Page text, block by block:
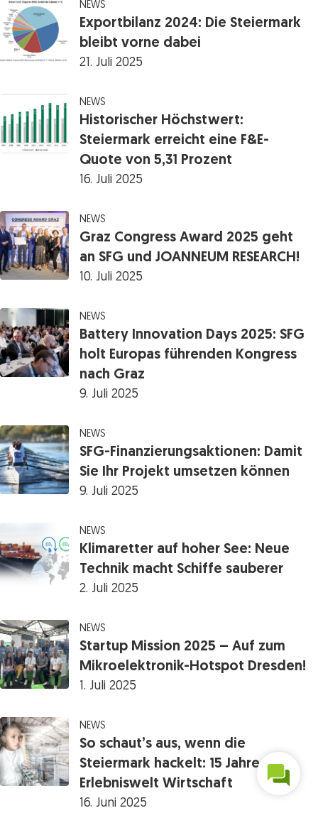
NEWS
Exportbilanz 2024: Die Steiermark
bleibt vorne dabei
21. Juli 2025
NEWS
Historischer Höchstwert:
Steiermark erreicht eine F&E-
Quote von 5,31 Prozent
16. Juli 2025
NEWS
Graz Congress Award 2025 geht
an SFG und JOANNEUM RESEARCH!
10. Juli 2025
NEWS
Battery Innovation Days 2025: SFG
holt Europas führenden Kongress
nach Graz
9. Juli 2025
NEWS
SFG-Finanzierungsaktionen: Damit
Sie Ihr Projekt umsetzen können
9. Juli 2025
NEWS
Klimaretter auf hoher See: Neue
Technik macht Schiffe sauberer
2. Juli 2025
NEWS
Startup Mission 2025 – Auf zum
Mikroelektronik-Hotspot Dresden!
1. Juli 2025
NEWS
So schaut’s aus, wenn die
Steiermark hackelt: 15 Jahre
Erlebniswelt Wirtschaft
16. Juni 2025